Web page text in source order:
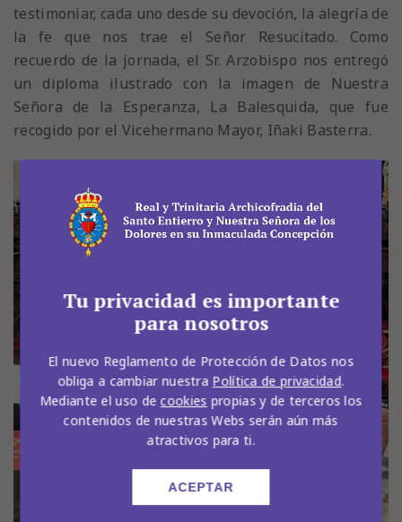
testimoniar, cada uno desde su devoción, la alegría de
la fe que nos trae el Señor Resucitado. Como
recuerdo de la jornada, el Sr. Arzobispo nos entregó
un diploma ilustrado con la imagen de Nuestra
Señora de la Esperanza, La Balesquida, que fue
recogido por el Vicehermano Mayor, Iñaki Basterra.
Tu privacidad es importante
para nosotros
El nuevo Reglamento de Protección de Datos nos
obliga a cambiar nuestra Política de privacidad.
Mediante el uso de cookies propias y de terceros los
contenidos de nuestras Webs serán aún más
atractivos para ti.
ACEPTAR